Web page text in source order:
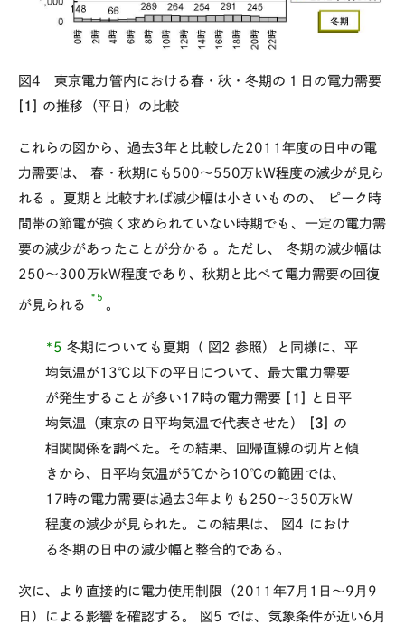
図4 東京電力管内における春・秋・冬期の１日の電力需要
[1] の推移（平日）の比較
これらの図から、過去3年と比較した2011年度の日中の電
力需要は、春・秋期にも500～550万kW程度の減少が見ら
れる。夏期と比較すれば減少幅は小さいものの、
ピーク時
間帯の節電が強く求められていない時期でも、一定の電力需
要の減少があったことが分かる。ただし、 冬期の減少幅は
250～300万kW程度であり、秋期と比べて電力需要の回復
が見られる
*5
。
*5冬期についても夏期（ 図2参照）と同様に、平
均気温が13℃以下の平日について、最大電力需要
が発生することが多い17時の電力需要 [1]
と日平
均気温（東京の日平均気温で代表させた）
[3] の
相関関係を調べた。その結果、回帰直線の切片と傾
きから、日平均気温が5℃から10℃の範囲では、
17時の電力需要は過去3年よりも250～350万kW
程度の減少が見られた。この結果は、
図4 におけ
る冬期の日中の減少幅と整合的である。
次に、より直接的に電力使用制限（2011年7月1日～9月9
日）による影響を確認する。
図5 では、気象条件が近い6月